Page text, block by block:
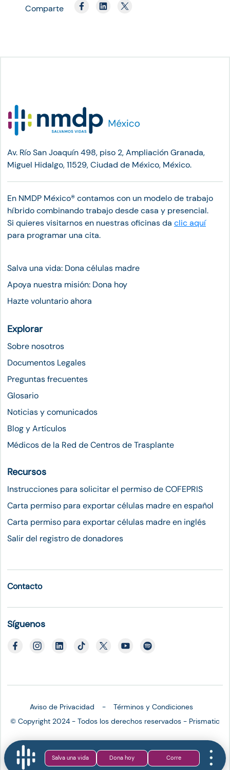
Salva una vida Dona hoy Corre
Comparte
Av. Río San Joaquín 498, piso 2, Ampliación Granada,
Miguel Hidalgo, 11529, Ciudad de México, México.
En NMDP México®︎ contamos con un modelo de trabajo
híbrido combinando trabajo desde casa y presencial.
Si quieres visitarnos en nuestras oficinas da clic aquí
para programar una cita.
Salva una vida: Dona células madre
Apoya nuestra misión: Dona hoy
Hazte voluntario ahora
Explorar
Sobre nosotros
Documentos Legales
Preguntas frecuentes
Glosario
Noticias y comunicados
Blog y Artículos
Médicos de la Red de Centros de Trasplante
Recursos
Instrucciones para solicitar el permiso de COFEPRIS
Carta permiso para exportar células madre en español
Carta permiso para exportar células madre en inglés
Salir del registro de donadores
Contacto
Síguenos
Aviso de Privacidad
Términos y Condiciones
© Copyright 2024 - Todos los derechos reservados - Prismatic